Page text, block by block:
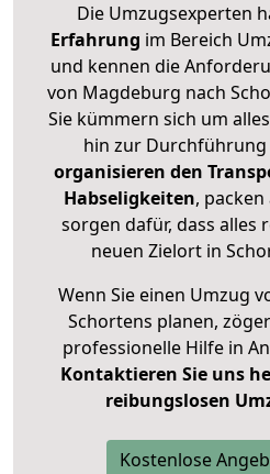
Die Umzugsexperten
Erfahrung im Bereich
und kennen die
von Magdeburg nach
Sie kümmern sich um
hin zur Durchführung
organisieren den
Habseligkeiten,
sorgen dafür, dass alles
neuen Zielort in
Wenn Sie einen Umzug
Schortens planen,
professionelle Hilfe in
Kontaktieren Sie uns
reibungslosen
Kostenlose